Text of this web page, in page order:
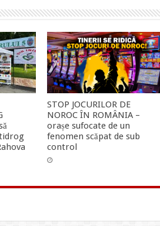
STOP JOCURILOR DE
NOROC ÎN ROMÂNIA –
orașe sufocate de un
fenomen scăpat de sub
control